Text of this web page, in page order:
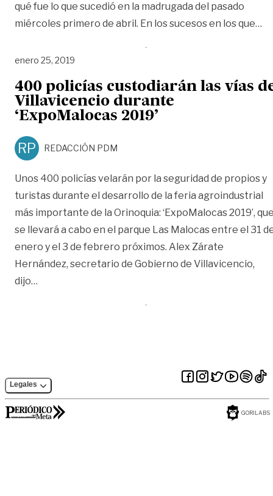
qué fue lo que sucedió en la madrugada del pasado
miércoles primero de abril. En los sucesos en los que…
enero 25, 2019
400 policías custodiarán las vías
Villavicencio durante
‘ExpoMalocas 2019’
RP REDACCIÓN PDM
Unos 400 policías velarán por la seguridad de propios y
turistas durante el desarrollo de la feria agroindustrial
más importante de la Orinoquia: ‘ExpoMalocas 2019’,
se llevará a cabo en el parque Las Malocas entre el 31
enero y el 3 de febrero próximos. Alex Zárate
Hernández, secretario de Gobierno de Villavicencio,
dijo…
Legales
GORILABS